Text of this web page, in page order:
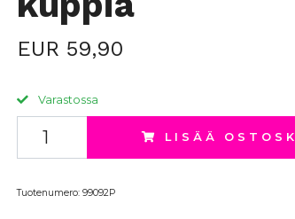
EUR 59,90
Varastossa
LISÄÄ
Tuotenumero: 99092P